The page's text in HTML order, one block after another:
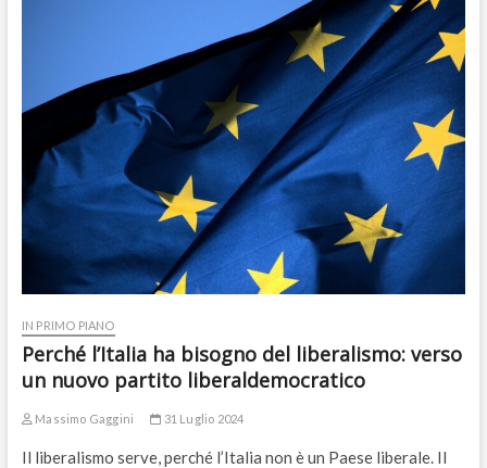
IN PRIMO PIANO
Perché l’Italia ha bisogno del liberalismo: verso
un nuovo partito liberaldemocratico
Massimo Gaggini 31 Luglio 2024
Il liberalismo serve, perché l’Italia non è un Paese liberale. Il